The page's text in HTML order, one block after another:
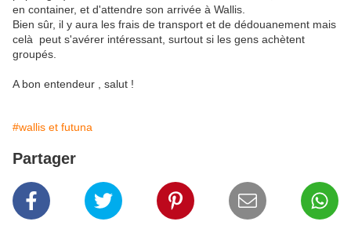
en container, et d'attendre son arrivée à Wallis.
Bien sûr, il y aura les frais de transport et de dédouanement mais
celà peut s'avérer intéressant, surtout si les gens achètent
groupés.
A bon entendeur , salut !
#wallis et futuna
Partager